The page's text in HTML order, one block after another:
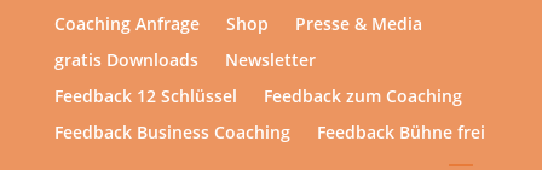
Coaching Anfrage
Shop
Presse & Media
gratis Downloads
Newsletter
Feedback 12 Schlüssel
Feedback zum Coaching
Feedback Business Coaching
Feedback Bühne frei